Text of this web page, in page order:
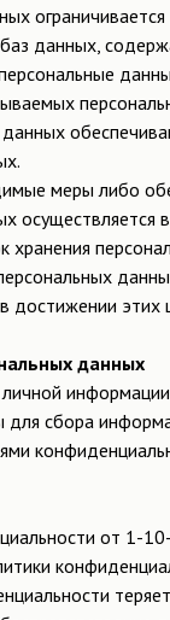
данных,
меры либо
хранения
достижении
данных
сбора
от 1-